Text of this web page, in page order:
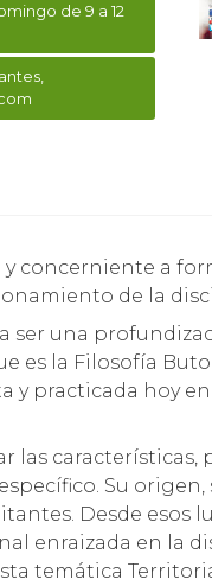
de 9 a 12
de la
ser una
es la Filosofía
y practicada hoy
las
Su
Desde esos
enraizada en la
temática